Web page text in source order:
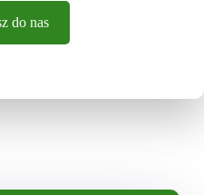
do nas